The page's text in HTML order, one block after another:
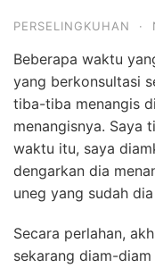
PERSELINGKUHAN ·
Beberapa waktu
yang berkonsultasi
tiba-tiba menangis
menangisnya. Saya
waktu itu, saya
dengarkan dia
uneg yang sudah
Secara perlahan,
sekarang diam-